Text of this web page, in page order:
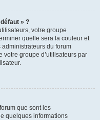
» ?
votre groupe
quelle sera la couleur et
du forum
votre groupe d’utilisateurs par
que sont les
quelques informations